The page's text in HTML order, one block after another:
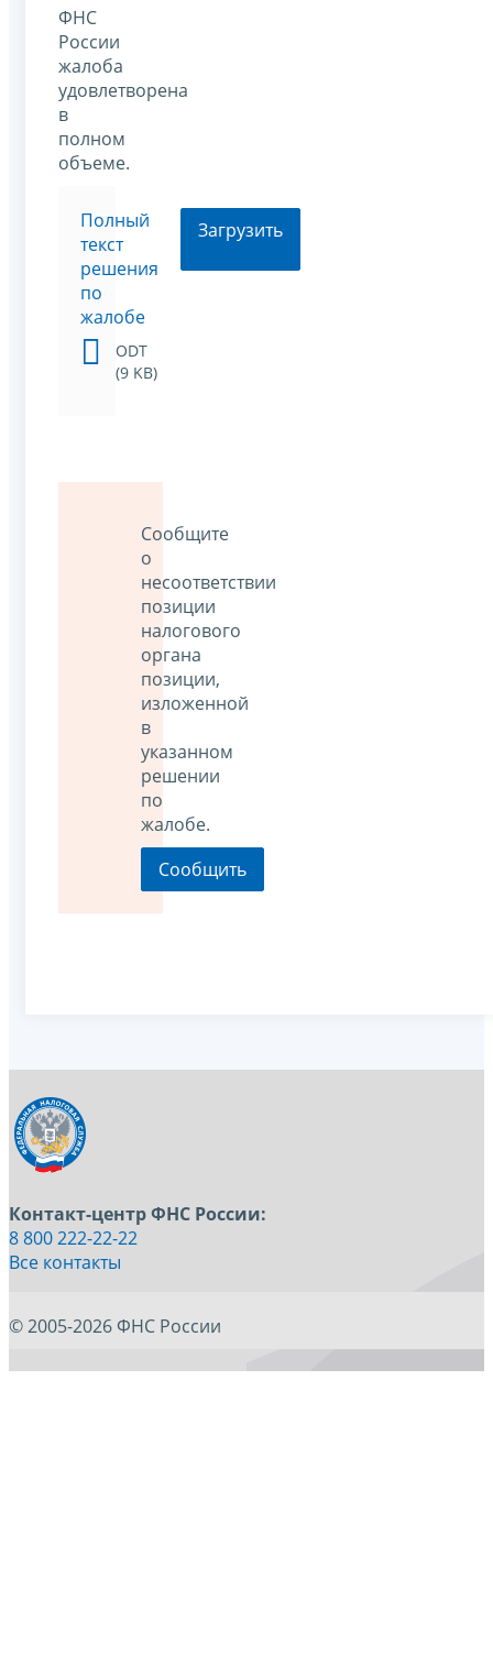
ФНС
России
жалоба
удовлетворена
в
полном
объеме.
Полный
текст
решения
по
жалобе
ODT
(9 KB)
Загрузить
Сообщите
о
несоответствии
позиции
налогового
органа
позиции,
изложенной
в
указанном
решении
по
жалобе.
Контакт-центр ФНС России:
8 800 222-22-22
Все контакты
© 2005-2026 ФНС России